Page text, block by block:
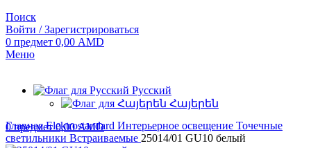
Поиск
Войти / Зарегистрироваться
0 предмет 0,00 AMD
Меню
Русский
Հայերեն
0предмет 0,00AMD
ГлавнаяElektrostandard Интерьерное освещение Точечные
светильники Встраиваемые 25014/01 GU10 белый